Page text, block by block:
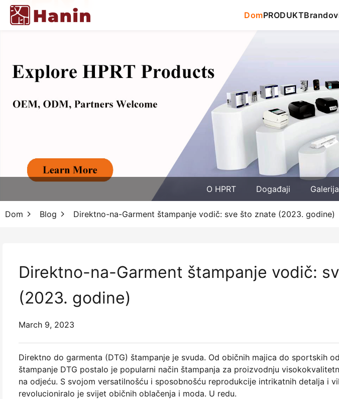
DomPRODUKT
O HPRT Događaji Galerija
Dom Blog Direktno-na-Garment štampanje vodič: sve što znate (2023. godine)
Direktno-na-Garment štampanje vodič:
(2023. godine)
March 9, 2023
Direktno do garmenta (DTG) štampanje je svuda. Od običnih majica do sportskih
štampanje DTG postalo je popularni način štampanja za proizvodnju
na odjeću. S svojom versatilnošću i sposobnošću reprodukcije intrikatnih detalja i
revolucioniralo je svijet običnih oblačenja i moda. U redu.